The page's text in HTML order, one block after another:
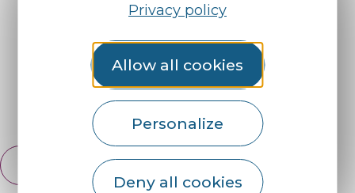
Privacy policy
Allow all cookies
Personalize
Deny all cookies
Our brochures
Weather
Find us on :
Espace pro Partners
English
Français